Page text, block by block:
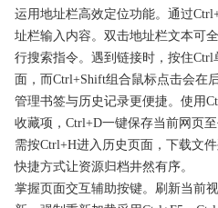
运用地址栏高效定位功能。通过
址栏输入内容。双击地址栏文本可
行搜索指令。遇到链接时，按住
面，而Ctrl+Shift组合鼠标点击会在
管理书签与历史记录更便捷。使用
收藏项，Ctrl+D一键保存当前网页
需按Ctrl+H进入历史页面，下载文
快捷方式让资源归档井然有序。
掌握页面交互辅助按键。刷新当前